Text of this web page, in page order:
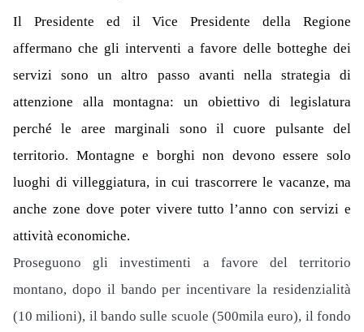
Il Presidente ed il Vice Presidente della Regione
affermano che gli interventi a favore delle botteghe dei
servizi sono un altro passo avanti nella strategia di
attenzione alla montagna: un obiettivo di legislatura
perché le aree marginali sono il cuore pulsante del
territorio. Montagne e borghi non devono essere solo
luoghi di villeggiatura, in cui trascorrere le vacanze, ma
anche zone dove poter vivere tutto l’anno con servizi e
attività economiche.
Proseguono gli investimenti a favore del territorio
montano, dopo il bando per incentivare la residenzialità
(10 milioni), il bando sulle scuole (500mila euro), il fondo